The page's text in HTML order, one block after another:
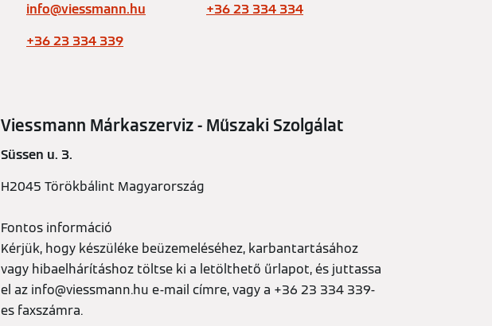
info@viessmann.hu
+36 23 334 334
+36 23 334 339
Viessmann Márkaszerviz - Műszaki Szolgálat
Süssen u. 3.
H2045 Törökbálint Magyarország
Fontos információ
Kérjük, hogy készüléke beüzemeléséhez, karbantartásához
vagy hibaelhárításhoz töltse ki a letölthető űrlapot, és juttassa
el az info@viessmann.hu e-mail címre, vagy a +36 23 334 339-
es faxszámra.